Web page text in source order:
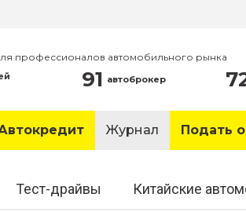
профессионалов автомобильного рынка
91 автоброкер
Журнал Подать
Тест-драйвы Китайские